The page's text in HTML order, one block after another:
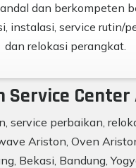
dan berkompeten
instalasi, service rutin/
dan relokasi perangkat.
Service
service perbaikan,
Ariston, Oven
Bekasi, Bandung,